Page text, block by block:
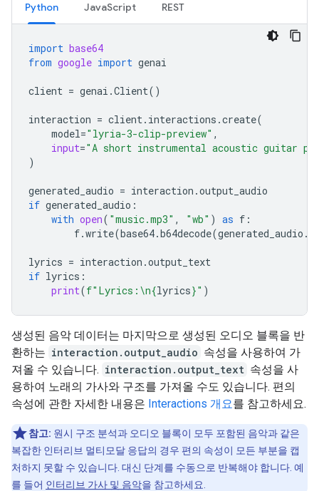
Python JavaScript REST
import base64
from google import genai
client = genai .Client()
interaction = client. interactions .create(
model="lyria-3-clip-preview" ,
input="A short instrumental acoustic guitar
)
generated_audio = interaction .output_audio
if generated_audio :
with open( "music.mp3" , "wb" ) as f :
f.write(base64.b64decode(generated_audio .
lyrics = interaction .output_text
if lyrics :
print(f"Lyrics: \n{lyrics}" )
생성된 음악 데이터는 마지막으로 생성된 오디오 블록을 반
환하는 interaction.output_audio 속성을 사용하여 가
져올 수 있습니다. interaction.output_text 속성을 사
용하여 노래의 가사와 구조를 가져올 수도 있습니다. 편의
속성에 관한 자세한 내용은 Interactions 개요를 참고하세요.
참고: 원시 구조 분석과 오디오 블록이 모두 포함된 음악과 같은
복잡한 인터리브 멀티모달 응답의 경우 편의 속성이 모든 부분을 캡
처하지 못할 수 있습니다. 대신 단계를 수동으로 반복해야 합니다. 예
를 들어 인터리브 가사 및 음악을 참고하세요.